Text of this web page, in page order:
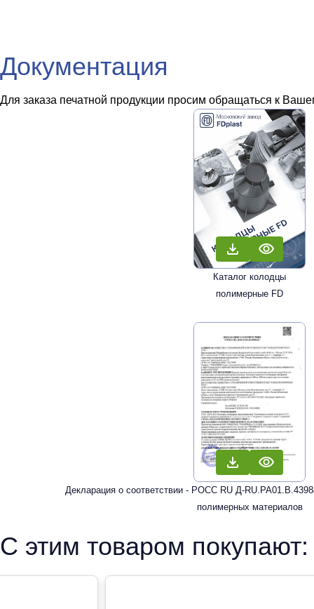
Документация
Для заказа печатной продукции просим обращаться к
Каталог колодцы
полимерные FD
Декларация о соответствии - РОСС RU Д-
полимерных материалов
С этим товаром покупают: